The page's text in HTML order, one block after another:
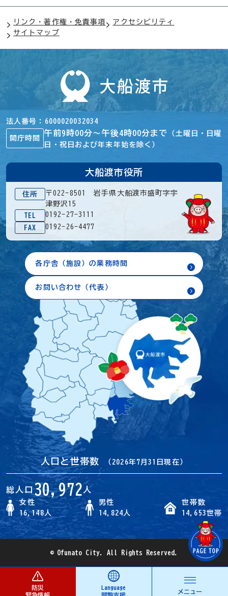
防災
Language
メニュー
リンク・著作権・免責事項
アクセシビリティ
サイトマップ
法人番号 6000020032034
開庁時間
午前9時00分～午後4時00分まで
（土曜日・日曜
日・祝日および年末年始を除く）
大船渡市役所
住所
〒022-8501 岩手県大船渡市盛町字宇
津野沢15
TEL
0192-27-3111
FAX
0192-26-4477
各庁舎（施設）の業務時間
お問い合わせ（代表）
人口と世帯数 （2026年7月31日現在）
総人口30,972人
女性
16,148人
男性
14,824人
世帯数
14,653世帯
© Ofunato City. All Rights Reserved.